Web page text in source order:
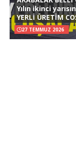
Yılın ikinci
YERLİ ÜRETİM
27 TEMMUZ 2026